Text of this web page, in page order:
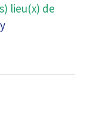
lieu(x) de